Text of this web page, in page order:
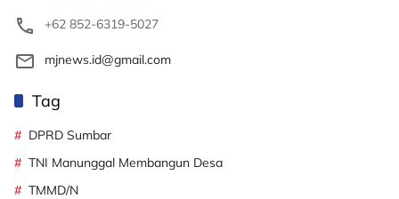
+62 852-6319-5027
mjnews.id@gmail.com
Tag
DPRD Sumbar
TNI Manunggal Membangun Desa
TMMD/N